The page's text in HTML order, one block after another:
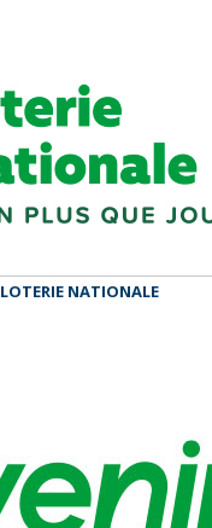
LOTERIE NATIONALE